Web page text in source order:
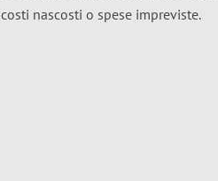
costi nascosti o spese impreviste.